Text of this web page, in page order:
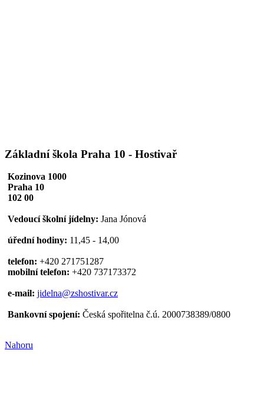
Základní škola Praha 10 - Hostivař
Kozinova 1000
Praha 10
102 00
Vedoucí školní jídelny: Jana Jónová
úřední hodiny: 11,45 - 14,00
telefon: +420 271751287
mobilní telefon: +420 737173372
e-mail: jidelna@zshostivar.cz
Bankovní spojení: Česká spořitelna č.ú. 2000738389/0800
Nahoru